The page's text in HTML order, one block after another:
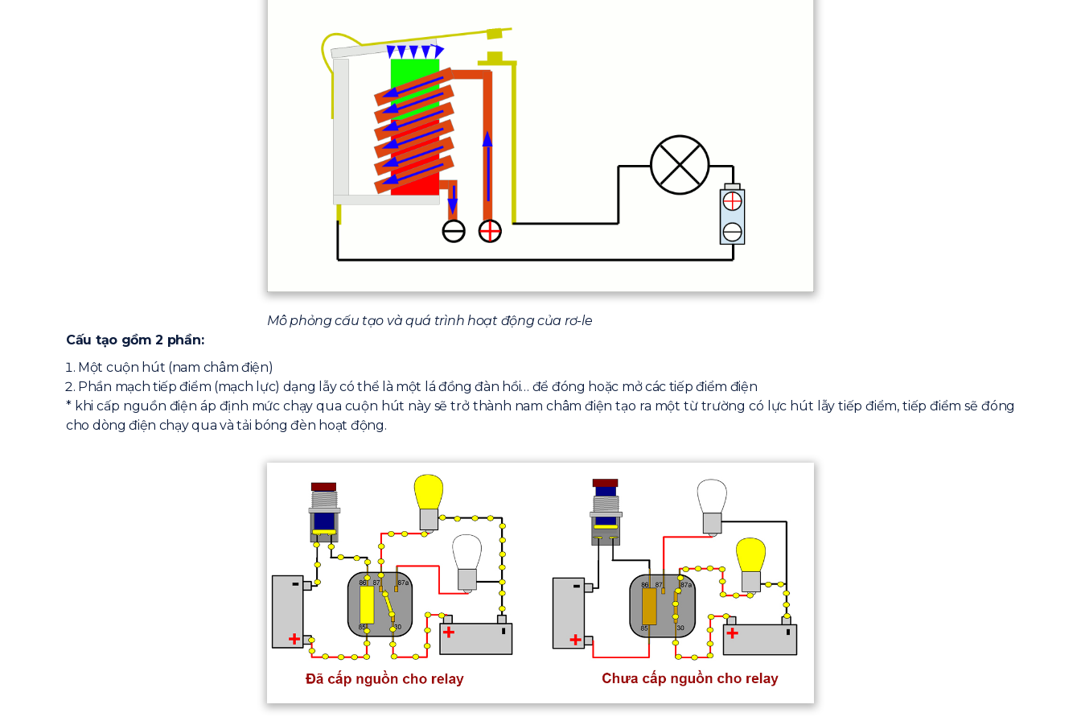
Mô phỏng cấu tạo và quá trình hoạt động của rơ-le
Cấu tạo gồm 2 phần:
Một cuộn hút (nam châm điện)
Phần mạch tiếp điểm (mạch lực) dạng lẫy có thể là một lá đồng đàn hồi… để đóng hoặc mở các tiếp điểm điện
* khi cấp nguồn điện áp định mức chạy qua cuộn hút này sẽ trở thành nam châm điện tạo ra một từ trường có lực hút lẫy tiếp điểm, tiếp điểm sẽ đóng
cho dòng điện chạy qua và tải bóng đèn hoạt động.